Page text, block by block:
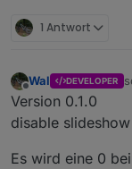
1 Antwort
Offline
Wal DEVELOPER
Version 0.1.0
disable
Es wird eine 0